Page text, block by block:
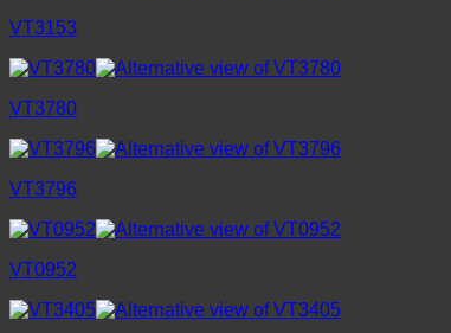
VT3153
VT3780
VT3796
VT0952